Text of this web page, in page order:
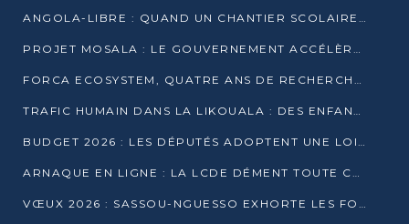
ANGOLA-LIBRE : QUAND UN CHANTIER SCOLAIRE DEVIENT LE MIROIR D’UN CONGO EN MOUVEMENT
PROJET MOSALA : LE GOUVERNEMENT ACCÉLÈRE L’INSERTION DES JEUNES EN 2026
FORCA ECOSYSTEM, QUATRE ANS DE RECHERCHE DE TERRAIN AVANT UN LANCEMENT OFFICIEL EN 2026
TRAFIC HUMAIN DANS LA LIKOUALA : DES ENFANTS AUTOCHTONES RÉDUITS AU TRAVAIL FORCÉ
BUDGET 2026 : LES DÉPUTÉS ADOPTENT UNE LOI DES FINANCES DE PLUS DE 2500 MILLIARDS FCFA
ARNAQUE EN LIGNE : LA LCDE DÉMENT TOUTE CAMPAGNE DE RECRUTEMENT
VŒUX 2026 : SASSOU-NGUESSO EXHORTE LES FORCES VIVES À RENFORCER L’UNITÉ